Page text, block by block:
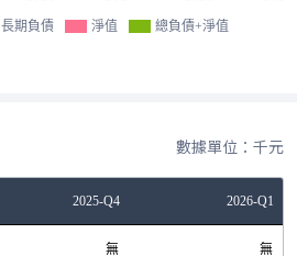
長期負債 淨值 總負債+淨值
數據單位：千元
2025-Q4 2026-Q1
無 無